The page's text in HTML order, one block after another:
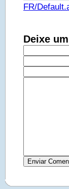
FR/
Deixe